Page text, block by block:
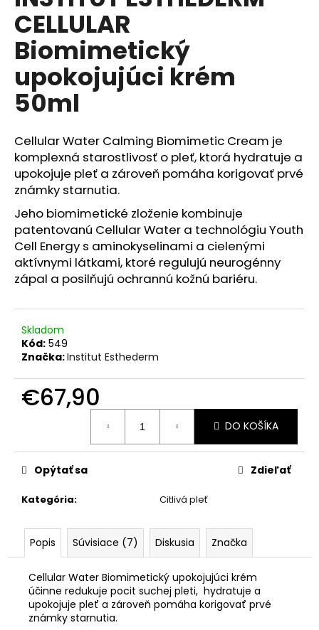
0,0
z
5
hviezdičiek.
CELLULAR
Biomimetický
upokojujúci krém
50ml
Cellular Water Calming Biomimetic Cream je
komplexná starostlivosť o pleť, ktorá hydratuje a
upokojuje pleť a zároveň pomáha korigovať prvé
známky starnutia.
Jeho biomimetické zloženie kombinuje
patentovanú Cellular Water a technológiu Youth
Cell Energy s aminokyselinami a cielenými
aktívnymi látkami, ktoré regulujú neurogénny
zápal a posilňujú ochrannú kožnú bariéru.
Skladom
Kód: 549
Značka:Institut Esthederm
€67,90
DO KOŠÍKA
Kategória: Citlivá pleť
Opýtať sa Zdieľať
Popis Súvisiace (7) Diskusia Značka
Cellular Water Biomimetický upokojujúci krém
účinne redukuje pocit suchej pleti, hydratuje a
upokojuje pleť a zároveň pomáha korigovať prvé
známky starnutia.
á
j
s
ť
?
HĽADAŤ
O
d
p
o
r
ú
a
m
INSTITUT
UPOKOJUJÚCE
HYDRATAČNÉ
ČISTIACE
TONIKUM
200ML